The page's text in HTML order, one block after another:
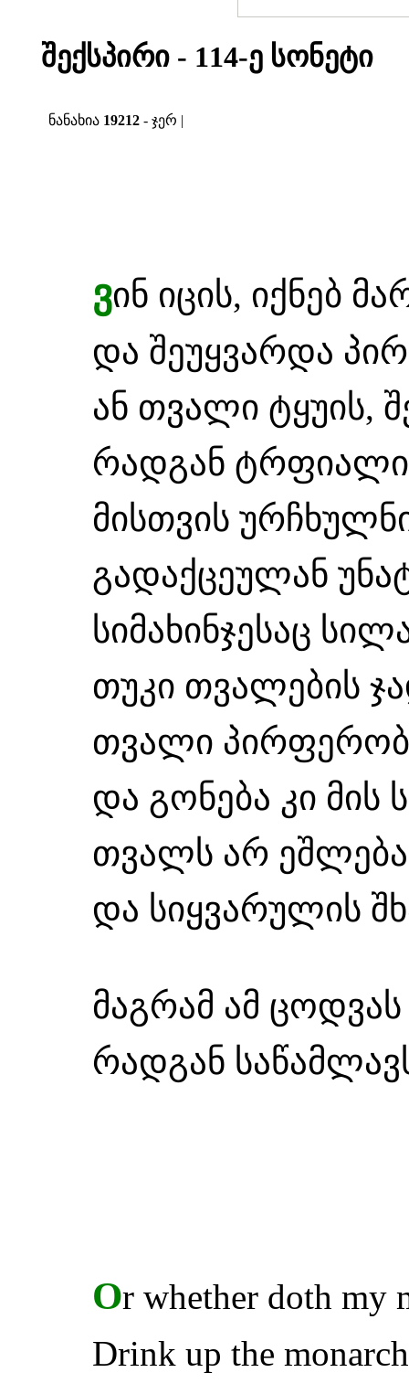
შექსპირი - 114-ე სონეტი
ნანახია 19212 - ჯერ |
ვინ იცის, იქნებ
და შეუყვარდა
ან თვალი ტყუის,
რადგან
მისთვის
გადაქცეულან
სიმახინჯესაც
თუკი თვალების
თვალი
და გონება კი მის
თვალს არ ეშლება
და სიყვარულის
მაგრამ ამ
რადგან
Or whether doth my
Drink up the